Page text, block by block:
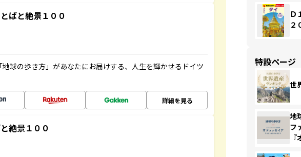
ばと絶景１００
球の歩き方」があなたにお届けする、人生を輝かせるドイツ
詳細を見る
絶景１００
２
特設ページ
世
地
フ